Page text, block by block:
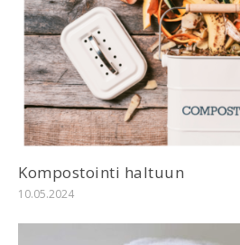
Kompostointi haltuun
10.05.2024